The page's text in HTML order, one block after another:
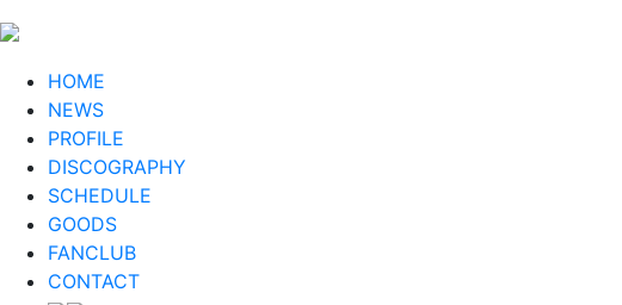
HOME
NEWS
PROFILE
DISCOGRAPHY
SCHEDULE
GOODS
FANCLUB
CONTACT